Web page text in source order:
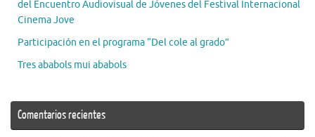
del Encuentro Audiovisual de Jóvenes del Festival Internacional
Cinema Jove
Participación en el programa “Del cole al grado”
Tres ababols mui ababols
Comentarios recientes